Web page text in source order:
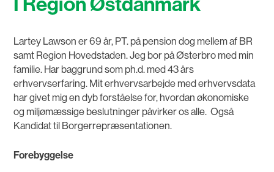
Lartey Lawson er 69 år, PT. på pension dog mellem af BR
samt Region Hovedstaden. Jeg bor på Østerbro med min
familie. Har baggrund som ph.d. med 43 års
erhvervserfaring. Mit erhvervsarbejde med erhvervsdata
har givet mig en dyb forståelse for, hvordan økonomiske
og miljømæssige beslutninger påvirker os alle. Også
Kandidat til Borgerrepræsentationen.
Forebyggelse